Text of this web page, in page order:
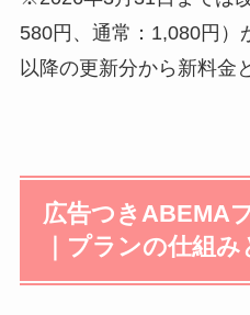
580円、通常：1,080円）
以降の更新分から新料金
広告つきABEMA
｜プランの仕組